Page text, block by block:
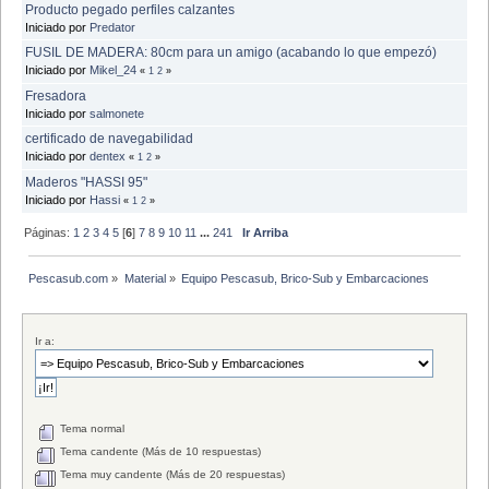
Producto pegado perfiles calzantes
Iniciado por Predator
FUSIL DE MADERA: 80cm para un amigo (acabando lo que empezó)
Iniciado por Mikel_24 « 1 2 »
Fresadora
Iniciado por salmonete
certificado de navegabilidad
Iniciado por dentex « 1 2 »
Maderos "HASSI 95"
Iniciado por Hassi « 1 2 »
Páginas: 1 2 3 4 5 [6]7 8 9 10 11 ...241 Ir Arriba
Pescasub.com » Material» Equipo Pescasub, Brico-Sub y Embarcaciones
Ir a:
Tema normal
Tema candente (Más de 10 respuestas)
Tema muy candente (Más de 20 respuestas)